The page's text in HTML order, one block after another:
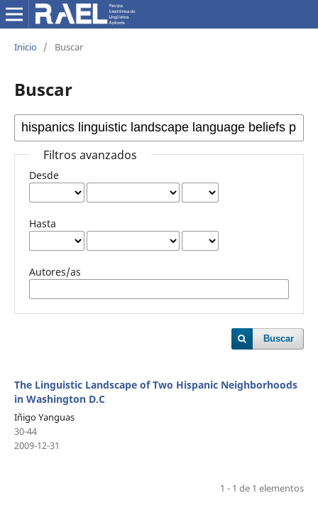
Inicio / Buscar
Buscar
Filtros avanzados
Desde
Hasta
Autores/as
Buscar
The Linguistic Landscape of Two Hispanic Neighborhoods
in Washington D.C
Iñigo Yanguas
30-44
2009-12-31
1 - 1 de 1 elementos